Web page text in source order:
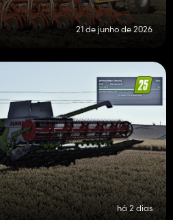
21 de junho de 2026
há 2 dias